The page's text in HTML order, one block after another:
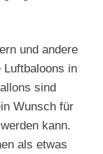
und andere
Luftbaloons in
sind
Wunsch für
kann.
als etwas